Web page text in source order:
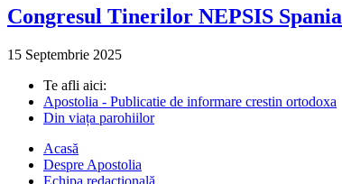
Congresul Tinerilor NEPSIS Spania
15 Septembrie 2025
Te afli aici:
Apostolia - Publicatie de informare crestin ortodoxa
Din viața parohiilor
Acasă
Despre Apostolia
Echipa redacțională